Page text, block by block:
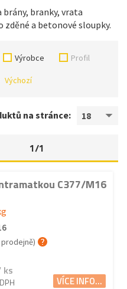
branky, vrata
zděné a betonové sloupky.
Výrobce Profil
Výchozí
na stránce: 18
1/1
C377/M16
prodejně)
ks
VÍCE INFO...